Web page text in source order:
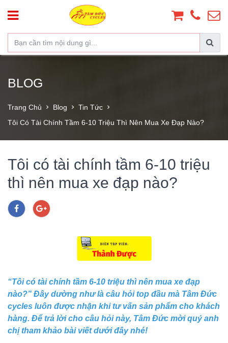
BLOG
Trang Chủ Blog
Tin Tức
Tôi Có Tài Chính Tầm 6-10 Triệu Thì Nên Mua Xe Đạp Nào?
Tôi có tài chính tầm 6-10 triệu
thì nên mua xe đạp nào?
“Tôi có tài chính tầm 6-10 triệu thì nên mua xe đạp
nào?” Đây dường như là câu hỏi top đầu mà Tâm Đức
cycles luôn được nhận khi tư vấn sản phẩm cho khách
hàng. Để trả lời cho câu hỏi này, Tâm Đức mời quý anh
chị tham khảo bài viết dưới đây nhé!